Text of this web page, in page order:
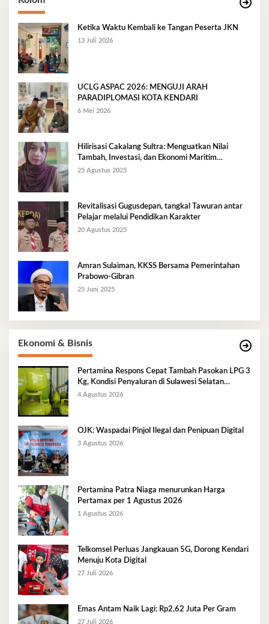
Ketika Waktu Kembali ke Tangan Peserta JKN
13 Juli 2026
UCLG ASPAC 2026: MENGUJI ARAH
PARADIPLOMASI KOTA KENDARI
6 Mei 2026
Hilirisasi Cakalang Sultra: Menguatkan Nilai
Tambah, Investasi, dan Ekonomi Maritim
Berkelanjutan
25 Agustus 2025
Revitalisasi Gugusdepan, tangkal Tawuran antar
Pelajar melalui Pendidikan Karakter
20 Agustus 2025
Amran Sulaiman, KKSS Bersama Pemerintahan
Prabowo-Gibran
25 Juni 2025
Ekonomi & Bisnis
Pertamina Respons Cepat Tambah Pasokan LPG 3
Kg, Kondisi Penyaluran di Sulawesi Selatan
Berlangsung Kondusif
4 Agustus 2026
OJK: Waspadai Pinjol Ilegal dan Penipuan Digital
3 Agustus 2026
Pertamina Patra Niaga menurunkan Harga
Pertamax per 1 Agustus 2026
1 Agustus 2026
Telkomsel Perluas Jangkauan 5G, Dorong Kendari
Menuju Kota Digital
27 Juli 2026
Emas Antam Naik Lagi: Rp2,62 Juta Per Gram
27 Juli 2026